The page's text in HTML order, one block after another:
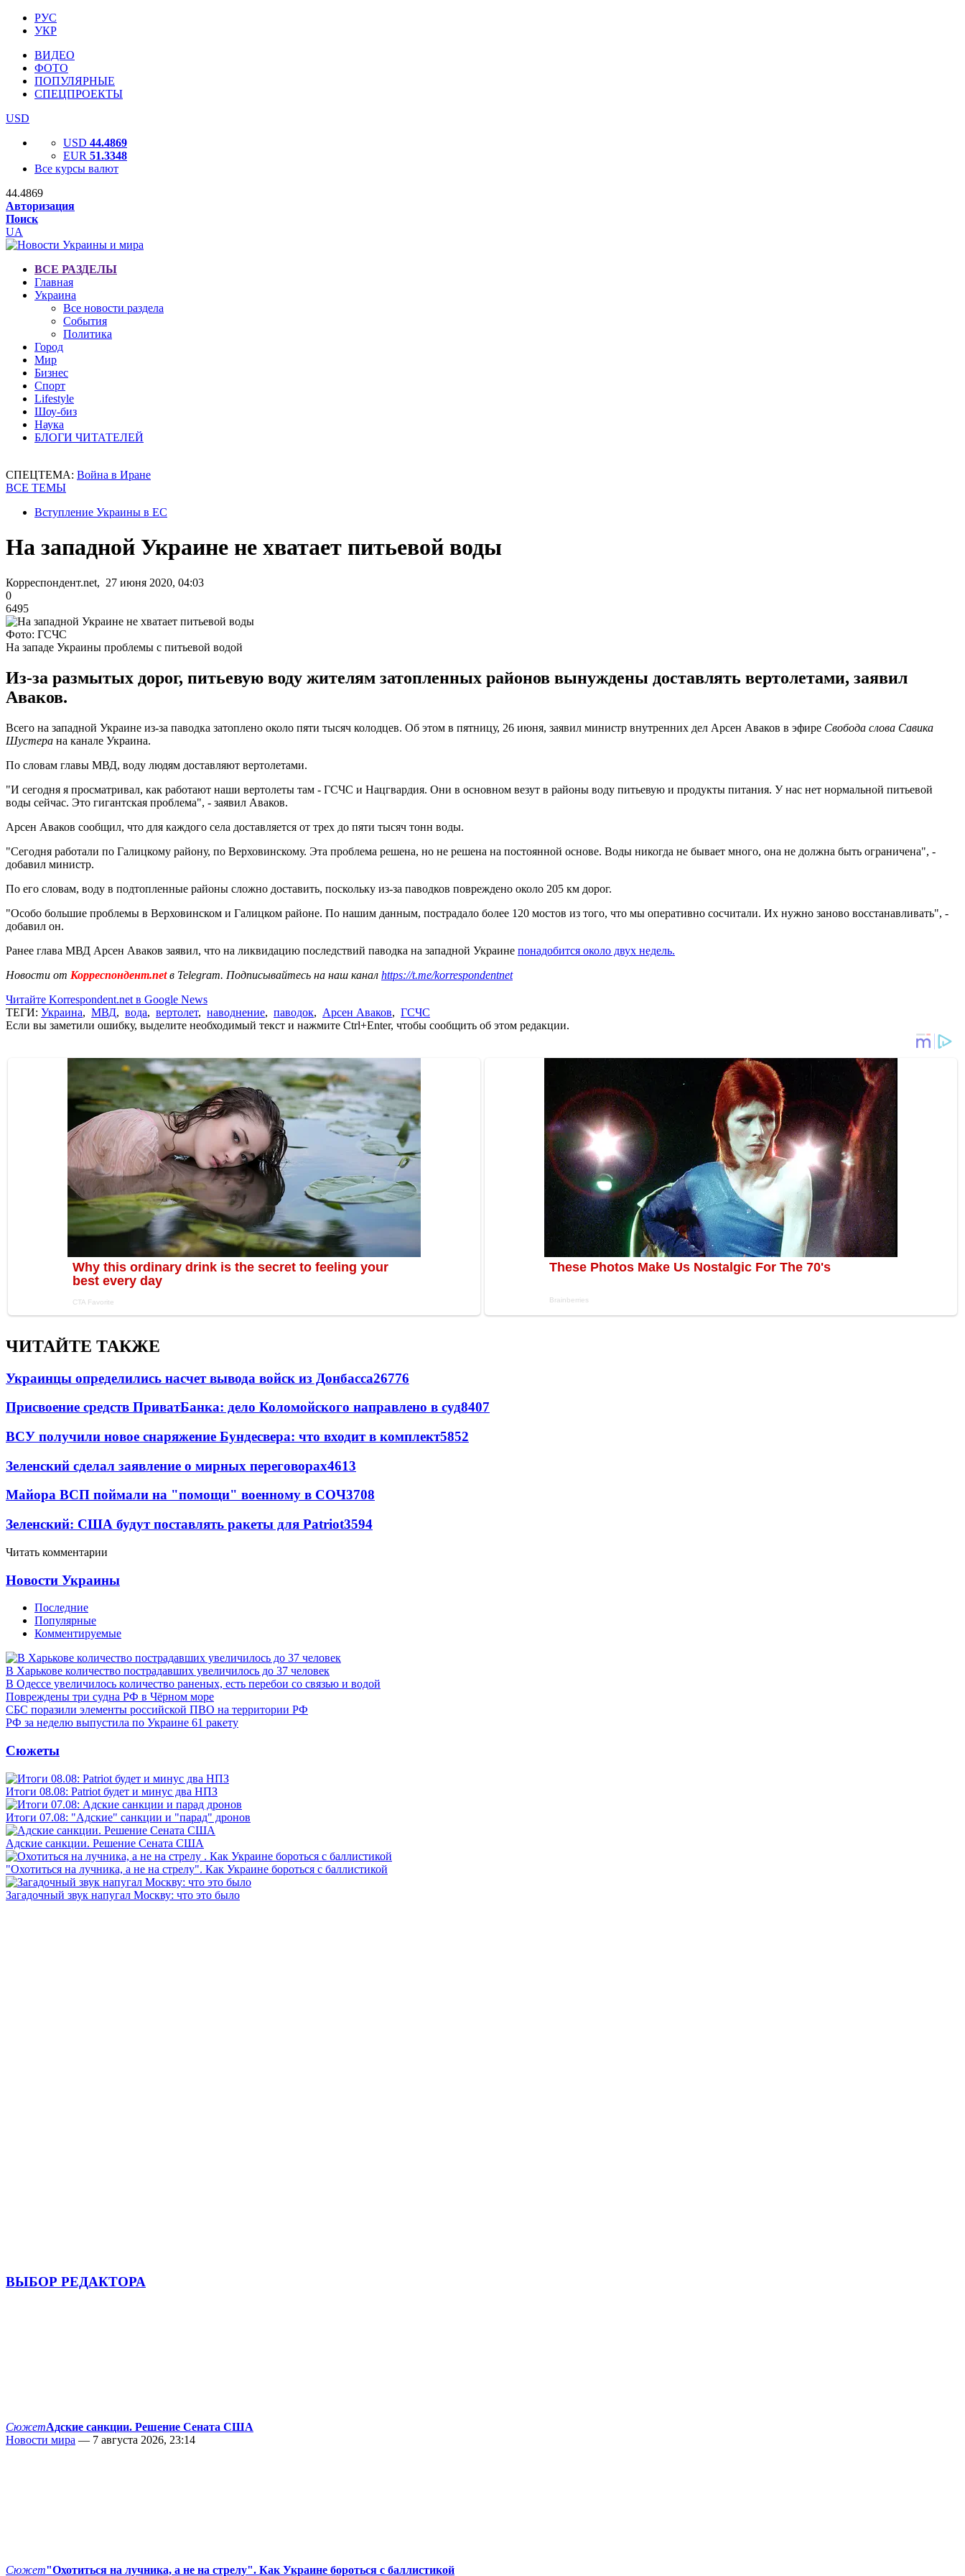
РУС
УКР
ВИДЕО
ФОТО
ПОПУЛЯРНЫЕ
СПЕЦПРОЕКТЫ
USD
USD 44.4869
EUR 51.3348
Все курсы валют
44.4869
Авторизация
Поиск
UA
ВСЕ РАЗДЕЛЫ
Главная
Украина
Все новости раздела
События
Политика
Город
Мир
Бизнес
Спорт
Lifestyle
Шоу-биз
Наука
БЛОГИ ЧИТАТЕЛЕЙ
СПЕЦТЕМА: Война в Иране
ВСЕ ТЕМЫ
Вступление Украины в ЕС
На западной Украине не хватает питьевой воды
Корреспондент.net, 27 июня 2020, 04:03
0
6495
Фото: ГСЧС
На западе Украины проблемы с питьевой водой
Из-за размытых дорог, питьевую воду жителям затопленных районов вынуждены доставлять вертолетами, заявил
Аваков.
Всего на западной Украине из-за паводка затоплено около пяти тысяч колодцев. Об этом в пятницу, 26 июня, заявил министр внутренних дел Арсен Аваков в эфире Свобода слова Савика
Шустера на канале Украина.
По словам главы МВД, воду людям доставляют вертолетами.
"И сегодня я просматривал, как работают наши вертолеты там - ГСЧС и Нацгвардия. Они в основном везут в районы воду питьевую и продукты питания. У нас нет нормальной питьевой
воды сейчас. Это гигантская проблема", - заявил Аваков.
Арсен Аваков сообщил, что для каждого села доставляется от трех до пяти тысяч тонн воды.
"Сегодня работали по Галицкому району, по Верховинскому. Эта проблема решена, но не решена на постоянной основе. Воды никогда не бывает много, она не должна быть ограничена", -
добавил министр.
По его словам, воду в подтопленные районы сложно доставить, поскольку из-за паводков повреждено около 205 км дорог.
"Особо большие проблемы в Верховинском и Галицком районе. По нашим данным, пострадало более 120 мостов из того, что мы оперативно сосчитали. Их нужно заново восстанавливать", -
добавил он.
Ранее глава МВД Арсен Аваков заявил, что на ликвидацию последствий паводка на западной Украине понадобится около двух недель.
Новости от Корреспондент.netв Telegram. Подписывайтесь на наш канал https://t.me/korrespondentnet
Читайте Korrespondent.net в Google News
ТЕГИ: Украина, МВД, вода, вертолет, наводнение, паводок, Арсен Аваков, ГСЧС
Если вы заметили ошибку, выделите необходимый текст и нажмите Ctrl+Enter, чтобы сообщить об этом редакции.
ЧИТАЙТЕ ТАКЖЕ
Украинцы определились насчет вывода войск из Донбасса26776
Присвоение средств ПриватБанка: дело Коломойского направлено в суд8407
ВСУ получили новое снаряжение Бундесвера: что входит в комплект5852
Зеленский сделал заявление о мирных переговорах4613
Майора ВСП поймали на "помощи" военному в СОЧ3708
Зеленский: США будут поставлять ракеты для Patriot3594
Читать комментарии
Новости Украины
Последние
Популярные
Комментируемые
В Харькове количество пострадавших увеличилось до 37 человек
В Одессе увеличилось количество раненых, есть перебои со связью и водой
Повреждены три судна РФ в Чёрном море
СБС поразили элементы российской ПВО на территории РФ
РФ за неделю выпустила по Украине 61 ракету
Сюжеты
Итоги 08.08: Patriot будет и минус два НПЗ
Итоги 07.08: "Адские" санкции и "парад" дронов
Адские санкции. Решение Сената США
"Охотиться на лучника, а не на стрелу". Как Украине бороться с баллистикой
Загадочный звук напугал Москву: что это было
ВЫБОР РЕДАКТОРА
СюжетАдские санкции. Решение Сената США
Новости мира — 7 августа 2026, 23:14
Сюжет"Охотиться на лучника, а не на стрелу". Как Украине бороться с баллистикой